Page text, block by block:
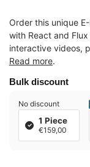
Order this unique
with React and
interactive videos,
Read more.
Bulk discount
No discount
1 Piece
€159,00